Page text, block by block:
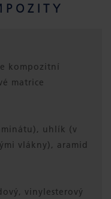
kompozitní
matrice
uhlík (v
vlákny), aramid
vinylesterový